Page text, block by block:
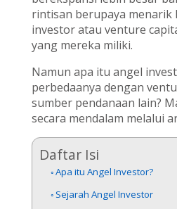
rintisan berupaya menarik
investor atau venture
yang mereka miliki.
Namun apa itu angel
perbedaanya dengan
sumber pendanaan lain?
secara mendalam melalui
Daftar Isi
Apa itu Angel Investor?
Sejarah Angel Investor